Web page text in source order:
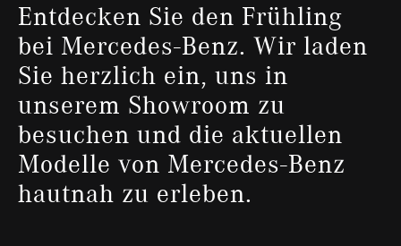
Entdecken Sie den Frühling
bei Mercedes-Benz. Wir laden
Sie herzlich ein, uns in
unserem Showroom zu
besuchen und die aktuellen
Modelle von Mercedes-Benz
hautnah zu erleben.